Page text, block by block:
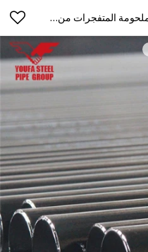
YOUFA تصنيع أنابيب الصلب الملحومة المتفجرات من مخلفات الحرب 1/2 بوصة إلى 12 بوصة